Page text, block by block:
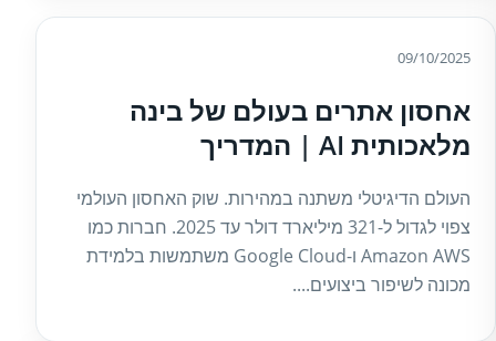
09/10/2025
אחסון אתרים בעולם של בינה
מלאכותית AI | המדריך
העולם הדיגיטלי משתנה במהירות. שוק האחסון העולמי
צפוי לגדול ל-321 מיליארד דולר עד 2025. חברות כמו
Amazon AWS ו-Google Cloud משתמשות בלמידת
מכונה לשיפור ביצועים....